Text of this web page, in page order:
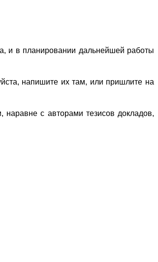
и в планировании дальнейшей работы
напишите их там, или пришлите на
с авторами тезисов докладов,